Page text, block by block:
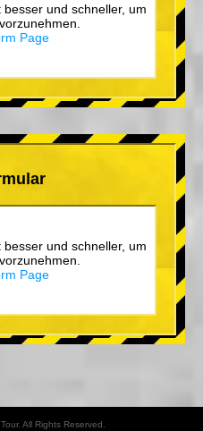
und schneller, um
Page
und schneller, um
Page
All Rights Reserved.